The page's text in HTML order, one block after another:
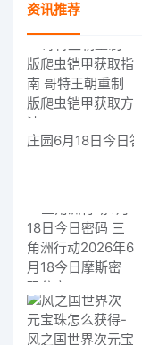
资讯推荐